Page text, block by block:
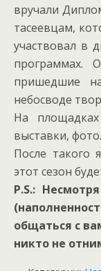
вручали
тасеевцам,
участвовал в
программах.
пришедшие
небосводе
На
выставки,
После такого
этот сезон
P.S.:
общаться с
никто не